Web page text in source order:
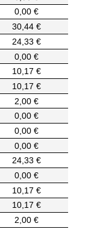
0,00 €
30,44 €
24,33 €
0,00 €
10,17 €
10,17 €
2,00 €
0,00 €
0,00 €
0,00 €
24,33 €
0,00 €
10,17 €
10,17 €
2,00 €